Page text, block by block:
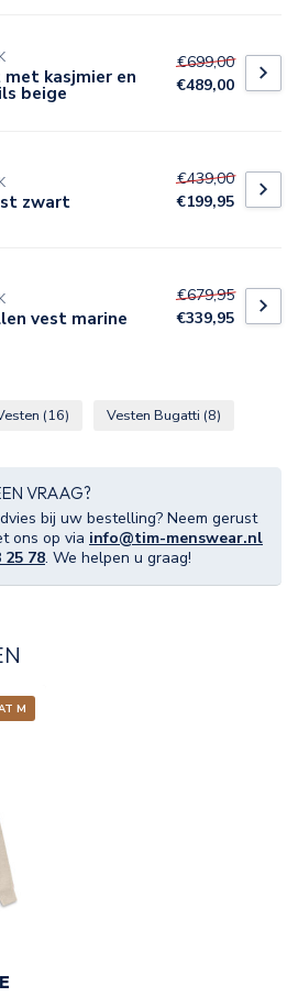
kasjmier en
beige
€699,00
€489,00
zwart
€439,00
€199,95
vest marine
€679,95
€339,95
(16) Vesten Bugatti (8)
VRAAG?
bij uw bestelling? Neem gerust
ons op via info@tim-menswear.nl
25 78. We helpen u graag!
M